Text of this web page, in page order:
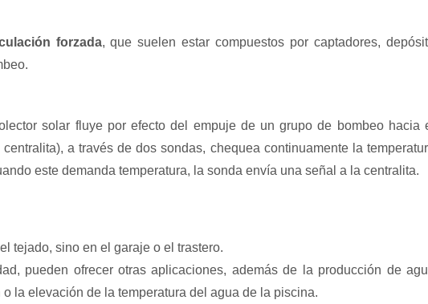
forzada, que suelen estar compuestos por captadores,
solar fluye por efecto del empuje de un grupo de bombeo hacia
a través de dos sondas, chequea continuamente la
este demanda temperatura, la sonda envía una señal a la centralita.
tejado, sino en el garaje o el trastero.
pueden ofrecer otras aplicaciones, además de la producción de
la elevación de la temperatura del agua de la piscina.